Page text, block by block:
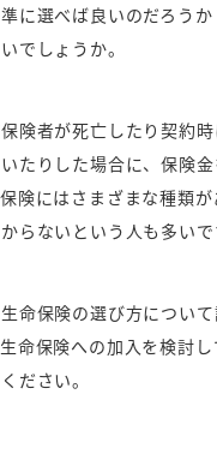
に選べば良いのだろう
でしょうか。
険者が死亡したり契約
たりした場合に、保険
険にはさまざまな種類
らないという人も多いで
命保険の選び方につい
命保険への加入を検討し
ださい。